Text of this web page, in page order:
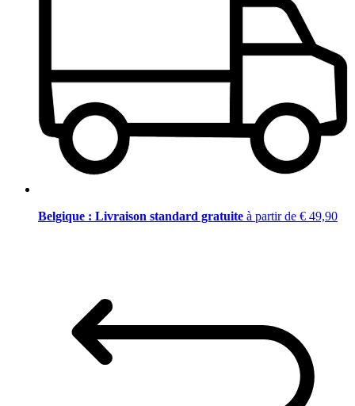
Belgique : Livraison standard gratuite à partir de € 49,90